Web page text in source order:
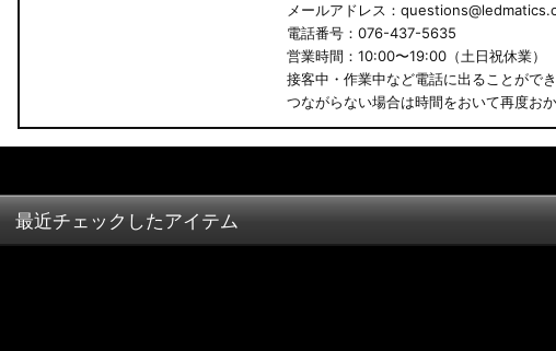
メールアドレス：
電話番号：076-437-5635
営業時間：10:00〜19:00（土日祝休業）
接客中・作業中など電話に出ることがで
つながらない場合は時間をおいて再度お
最近チェックしたアイテム